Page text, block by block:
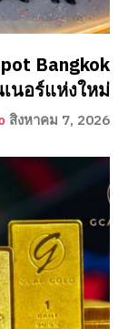
Bangkok
นอร์แห่งใหม่
สิงหาคม 7, 2026